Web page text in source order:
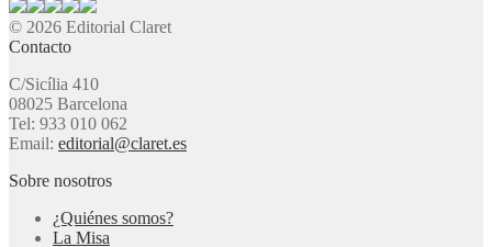
© 2026 Editorial Claret
Contacto
C/Sicília 410
08025 Barcelona
Tel: 933 010 062
Email: editorial@claret.es
Sobre nosotros
¿Quiénes somos?
La Misa